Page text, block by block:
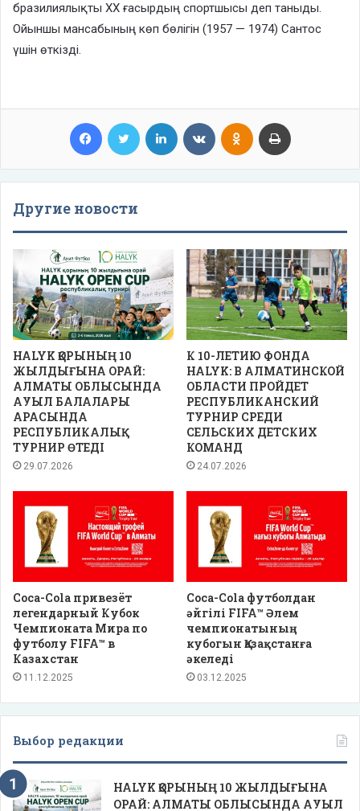
бразилиялықты ХХ ғасырдың спортшысы деп таныды.
Ойыншы мансабының көп бөлігін (1957 — 1974) Сантос
үшін өткізді.
Facebook Twitter LinkedIn VKontakteOdnoklassniki
Другие новости
HALYK ҚОРЫНЫҢ 10
ЖЫЛДЫҒЫНА ОРАЙ:
АЛМАТЫ ОБЛЫСЫНДА
АУЫЛ БАЛАЛАРЫ
АРАСЫНДА
РЕСПУБЛИКАЛЫҚ
ТУРНИР ӨТЕДІ
29.07.2026
К 10-ЛЕТИЮ ФОНДА
HALYK: В АЛМАТИНСКОЙ
ОБЛАСТИ ПРОЙДЕТ
РЕСПУБЛИКАНСКИЙ
ТУРНИР СРЕДИ
СЕЛЬСКИХ ДЕТСКИХ
КОМАНД
24.07.2026
Coca-Cola привезёт
легендарный Кубок
Чемпионата Мира по
футболу FIFA™ в
Казахстан
11.12.2025
Coca-Cola футболдан
әйгілі FIFA™ Әлем
чемпионатының
кубогын Қазақстанға
әкеледі
03.12.2025
Выбор редакции
HALYK ҚОРЫНЫҢ 10 ЖЫЛДЫҒЫНА
ОРАЙ: АЛМАТЫ ОБЛЫСЫНДА АУЫЛ